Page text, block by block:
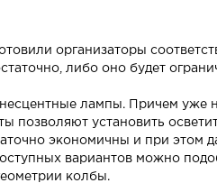
организаторы
либо оно будет
лампы. Причем уже
позволяют установить
экономичны и при этом
вариантов можно
колбы.